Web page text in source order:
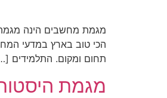
מגמת מחשבים הינה
הכי טוב בארץ במדעי
תחום ומקום. התלמידים
מגמת